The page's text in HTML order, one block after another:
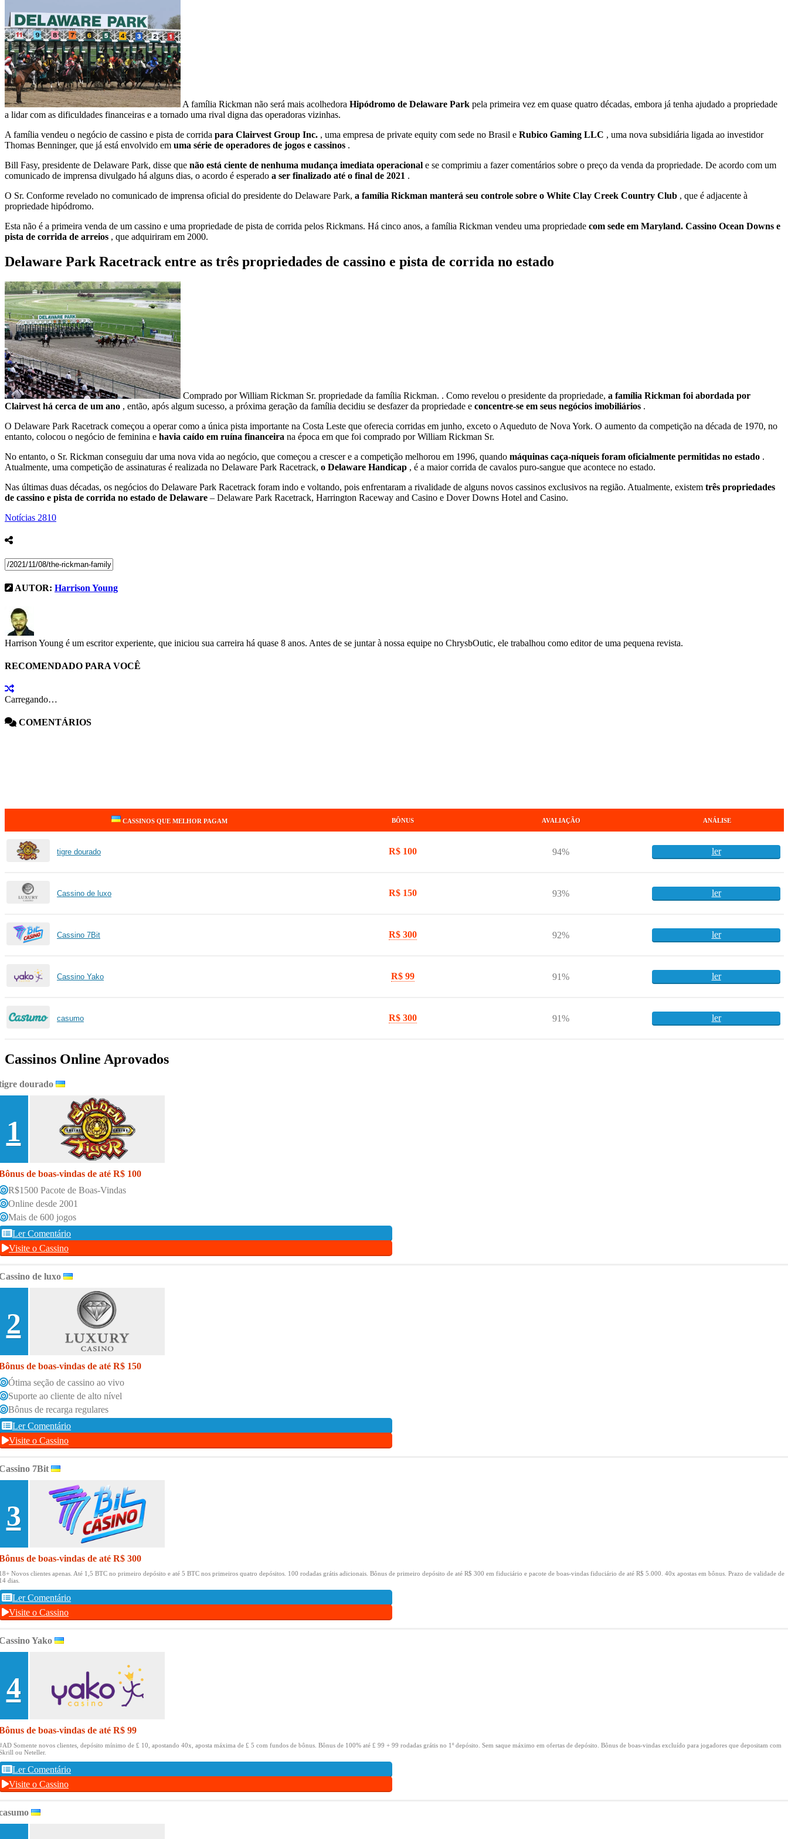
A família Rickman não será mais acolhedora Hipódromo de Delaware Park pela primeira vez em quase quatro décadas, embora já tenha ajudado a propriedade
a lidar com as dificuldades financeiras e a tornado uma rival digna das operadoras vizinhas.
A família vendeu o negócio de cassino e pista de corrida para Clairvest Group Inc. , uma empresa de private equity com sede no Brasil e Rubico Gaming LLC , uma nova subsidiária ligada ao investidor
Thomas Benninger, que já está envolvido em uma série de operadores de jogos e cassinos .
Bill Fasy, presidente de Delaware Park, disse que não está ciente de nenhuma mudança imediata operacional e se comprimiu a fazer comentários sobre o preço da venda da propriedade. De acordo com um
comunicado de imprensa divulgado há alguns dias, o acordo é esperado a ser finalizado até o final de 2021 .
O Sr. Conforme revelado no comunicado de imprensa oficial do presidente do Delaware Park, a família Rickman manterá seu controle sobre o White Clay Creek Country Club , que é adjacente à
propriedade hipódromo.
Esta não é a primeira venda de um cassino e uma propriedade de pista de corrida pelos Rickmans. Há cinco anos, a família Rickman vendeu uma propriedade com sede em Maryland. Cassino Ocean Downs e
pista de corrida de arreios , que adquiriram em 2000.
Delaware Park Racetrack entre as três propriedades de cassino e pista de corrida no estado
Comprado por William Rickman Sr. propriedade da família Rickman. . Como revelou o presidente da propriedade, a família Rickman foi abordada por
Clairvest há cerca de um ano , então, após algum sucesso, a próxima geração da família decidiu se desfazer da propriedade e concentre-se em seus negócios imobiliários .
O Delaware Park Racetrack começou a operar como a única pista importante na Costa Leste que oferecia corridas em junho, exceto o Aqueduto de Nova York. O aumento da competição na década de 1970, no
entanto, colocou o negócio de feminina e havia caído em ruína financeira na época em que foi comprado por William Rickman Sr.
No entanto, o Sr. Rickman conseguiu dar uma nova vida ao negócio, que começou a crescer e a competição melhorou em 1996, quando máquinas caça-níqueis foram oficialmente permitidas no estado .
Atualmente, uma competição de assinaturas é realizada no Delaware Park Racetrack, o Delaware Handicap , é a maior corrida de cavalos puro-sangue que acontece no estado.
Nas últimas duas décadas, os negócios do Delaware Park Racetrack foram indo e voltando, pois enfrentaram a rivalidade de alguns novos cassinos exclusivos na região. Atualmente, existem três propriedades
de cassino e pista de corrida no estado de Delaware – Delaware Park Racetrack, Harrington Raceway and Casino e Dover Downs Hotel and Casino.
Notícias 2810
AUTOR: Harrison Young
Harrison Young é um escritor experiente, que iniciou sua carreira há quase 8 anos. Antes de se juntar à nossa equipe no ChrysbOutic, ele trabalhou como editor de uma pequena revista.
RECOMENDADO PARA VOCÊ
Carregando…
COMENTÁRIOS
CASSINOS QUE MELHOR PAGAM BÔNUS AVALIAÇÃO ANÁLISE
tigre dourado R$ 100 94% ler
Cassino de luxo R$ 150 93% ler
Cassino 7Bit R$ 300 92% ler
Cassino Yako R$ 99 91% ler
casumo R$ 300 91% ler
Cassinos Online Aprovados
dourado
1
de boas-vindas de até R$ 100
R$1500 Pacote de Boas-Vindas
Online desde 2001
Mais de 600 jogos
Ler Comentário
Visite o Cassino
de luxo
2
de boas-vindas de até R$ 150
Ótima seção de cassino ao vivo
Suporte ao cliente de alto nível
Bônus de recarga regulares
Ler Comentário
Visite o Cassino
7Bit
3
de boas-vindas de até R$ 300
Novos clientes apenas. Até 1,5 BTC no primeiro depósito e até 5 BTC nos primeiros quatro depósitos. 100 rodadas grátis adicionais. Bônus de primeiro depósito de até R$ 300 em fiduciário e pacote de boas-vindas fiduciário de até R$ 5.000. 40x apostas em bônus. Prazo de validade de
dias.
Ler Comentário
Visite o Cassino
Yako
4
de boas-vindas de até R$ 99
Somente novos clientes, depósito mínimo de £ 10, apostando 40x, aposta máxima de £ 5 com fundos de bônus. Bônus de 100% até £ 99 + 99 rodadas grátis no 1º depósito. Sem saque máximo em ofertas de depósito. Bônus de boas-vindas excluído para jogadores que depositam com
ou Neteller.
Ler Comentário
Visite o Cassino